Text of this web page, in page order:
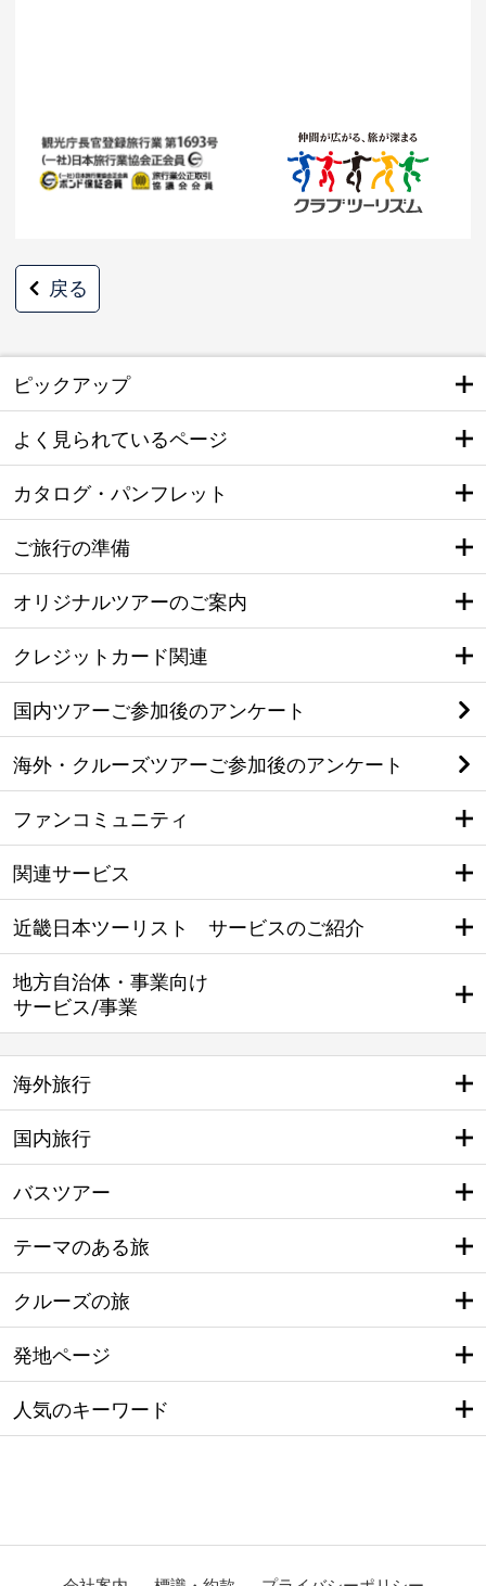
戻る
ピックアップ
よく見られているページ
カタログ・パンフレット
ご旅行の準備
オリジナルツアーのご案内
クレジットカード関連
国内ツアーご参加後のアンケート
海外・クルーズツアーご参加後のアンケート
ファンコミュニティ
関連サービス
近畿日本ツーリスト サービスのご紹介
地方自治体・事業向け
サービス/事業
海外旅行
国内旅行
バスツアー
テーマのある旅
クルーズの旅
発地ページ
人気のキーワード